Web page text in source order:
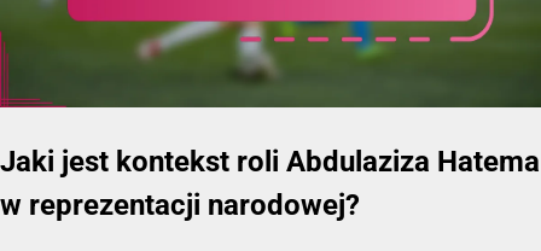
Jaki jest kontekst roli Abdulaziza Hatema
w reprezentacji narodowej?